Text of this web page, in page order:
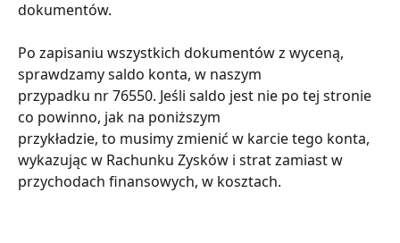
dokumentów.
Po zapisaniu wszystkich dokumentów z wyceną,
sprawdzamy saldo konta, w naszym
przypadku nr 76550. Jeśli saldo jest nie po tej stronie
co powinno, jak na poniższym
przykładzie, to musimy zmienić w karcie tego konta,
wykazując w Rachunku Zysków i strat zamiast w
przychodach finansowych, w kosztach.